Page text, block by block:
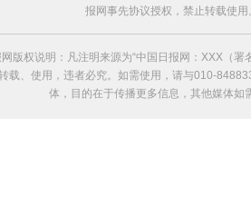
报网事先协议授权，禁止转载使
版权说明：凡注明来源为“中国日报网：XXX（
载、使用，违者必究。如需使用，请与010-
体，目的在于传播更多信息，其他媒体